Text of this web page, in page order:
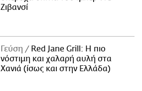
Ζιβανσί
Γεύση
Red Jane Grill: Η πιο
νόστιμη και χαλαρή αυλή στα
Χανιά (ίσως και στην Ελλάδα)